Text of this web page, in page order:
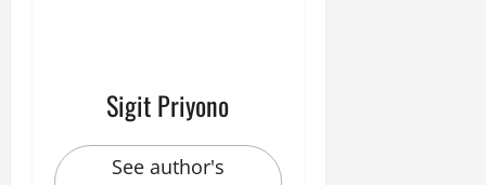
Sigit Priyono
See author's